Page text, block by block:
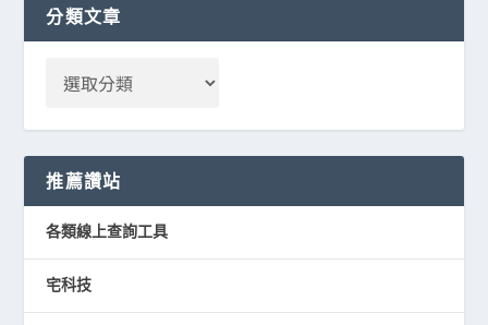
分類文章
推薦讚站
各類線上查詢工具
宅科技